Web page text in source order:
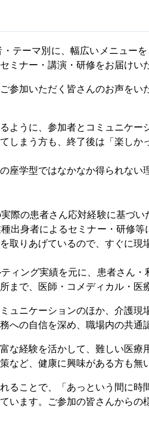
テーマ別に、幅広いメニュー
ミナー・講演・研修をお届けい
参加いただく皆さんのお声を
ように、参加者とコミュニケ
しまう方も、終了後は「楽し
座学型ではなかなか得られな
際の患者さん応対経験に基づ
出身者によるセミナー・研修
取りあげているので、すぐに現
ィング実績を元に、患者さん
まで、医師・コメディカル・医
ュニケーションのほか、介護
への自信を深め、職場内の共通
な経験を活かして、難しい医
など、健康に興味がある方も無
ることで、「あっという間に
います。ご参加の皆さんから